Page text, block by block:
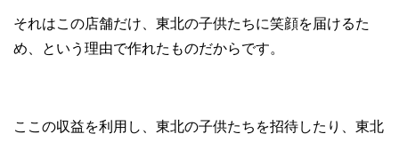
それはこの店舗だけ、東北の子供たちに笑顔を届けるた
め、という理由で作れたものだからです。
ここの収益を利用し、東北の子供たちを招待したり、東北